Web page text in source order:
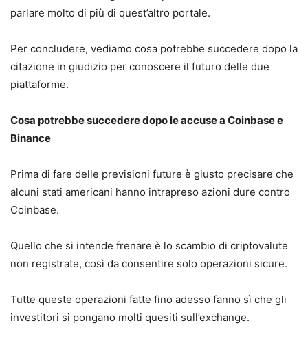
parlare molto di più di quest’altro portale.
Per concludere, vediamo cosa potrebbe succedere dopo la
citazione in giudizio per conoscere il futuro delle due
piattaforme.
Cosa potrebbe succedere dopo le accuse a Coinbase e
Binance
Prima di fare delle previsioni future è giusto precisare che
alcuni stati americani hanno intrapreso azioni dure contro
Coinbase.
Quello che si intende frenare è lo scambio di criptovalute
non registrate, così da consentire solo operazioni sicure.
Tutte queste operazioni fatte fino adesso fanno sì che gli
investitori si pongano molti quesiti sull’exchange.